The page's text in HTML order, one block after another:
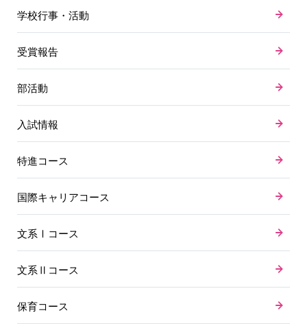
学校行事・活動
受賞報告
部活動
入試情報
特進コース
国際キャリアコース
文系Ⅰコース
文系Ⅱコース
保育コース